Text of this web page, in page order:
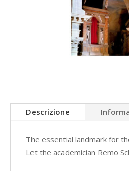
Descrizione
The essential landmark for
Let the academician Remo